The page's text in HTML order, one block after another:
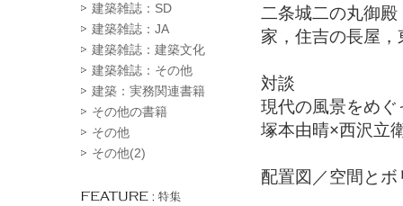
建築雑誌：SD
建築雑誌：JA
建築雑誌：建築文化
建築雑誌：その他
建築：実務関連書籍
その他の書籍
その他
その他(2)
二条城二の丸御
家，住吉の長屋
対談
現代の風景をめぐ
塚本由晴×西沢立
配置図／空間とボ